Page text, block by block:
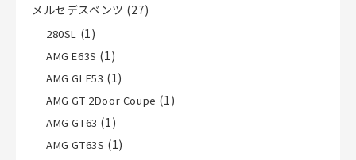
メルセデスベンツ (27)
280SL (1)
AMG E63S (1)
AMG GLE53 (1)
AMG GT 2Door Coupe (1)
AMG GT63 (1)
AMG GT63S (1)